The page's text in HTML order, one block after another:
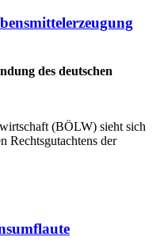
des deutschen
(BÖLW) sieht sich
Rechtsgutachtens der